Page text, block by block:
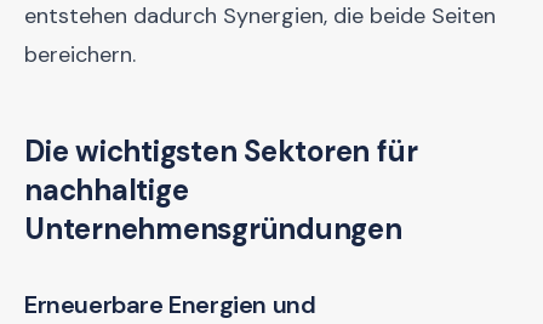
entstehen dadurch Synergien, die beide Seiten
bereichern.
Die wichtigsten Sektoren für
nachhaltige
Unternehmensgründungen
Erneuerbare Energien und